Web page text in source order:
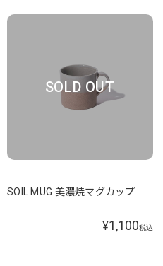
SOLD OUT
SOIL MUG 美濃焼マグカップ
¥1,100税込